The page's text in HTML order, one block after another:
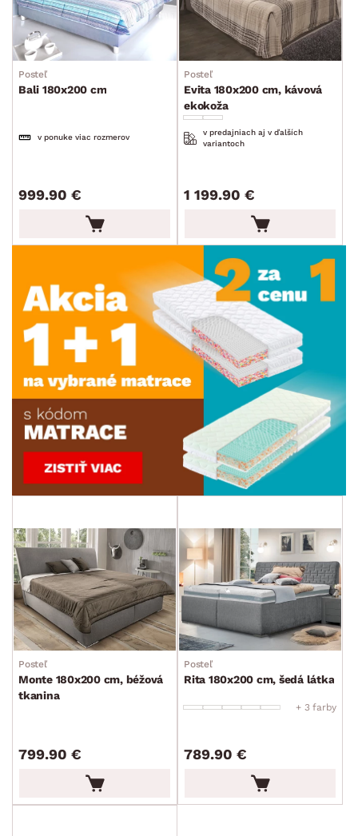
Posteľ
Bali 180x200 cm
v ponuke viac rozmerov
999.90 €
Posteľ
Evita 180x200 cm, kávová
ekokoža
v predajniach aj v ďalších
variantoch
1 199.90 €
Posteľ
Monte 180x200 cm, béžová
tkanina
799.90 €
Posteľ
Rita 180x200 cm, šedá látka
+ 3 farby
789.90 €